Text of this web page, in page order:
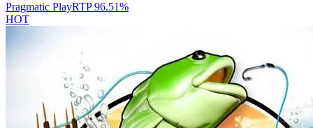
Pragmatic PlayRTP96.51%
HOT